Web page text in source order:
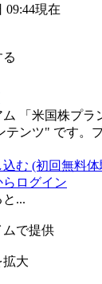
09:44現在
「 米国株プラ
テンツ" です。
む (初回無料
ログイン
...
ムで提供
大